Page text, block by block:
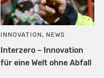
INNOVATION, NEWS
Interzero – Innovation
für eine Welt ohne Abfall